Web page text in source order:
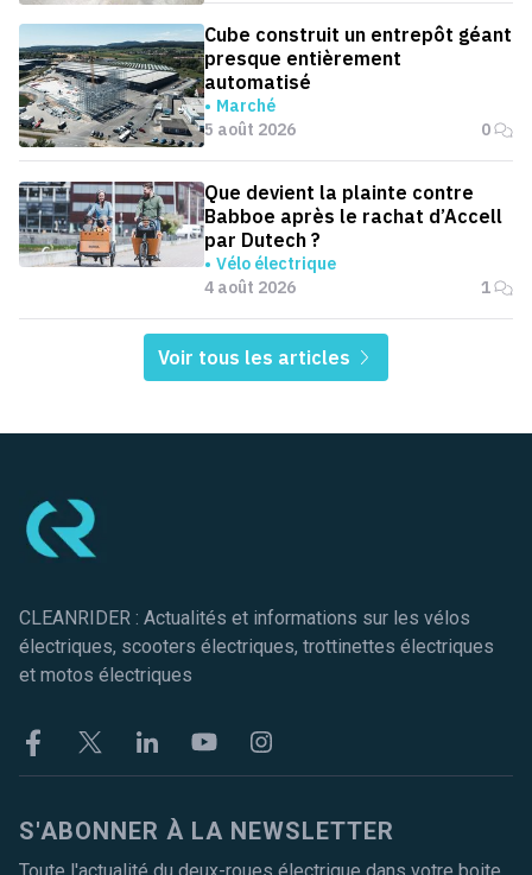
Cube construit un entrepôt géant
presque entièrement
automatisé
Marché
5 août 2026
0
Que devient la plainte contre
Babboe après le rachat d’Accell
par Dutech ?
Vélo électrique
4 août 2026
1
Voir tous les articles
CLEANRIDER : Actualités et informations sur les vélos
électriques, scooters électriques, trottinettes électriques
et motos électriques
FacebookTwitter LinkekinYoutubeInstagram
S'ABONNER À LA NEWSLETTER